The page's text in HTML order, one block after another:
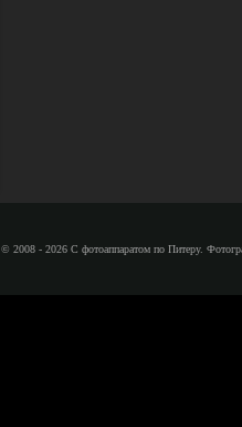
© 2008 - 2026 С фотоаппаратом по Питеру.